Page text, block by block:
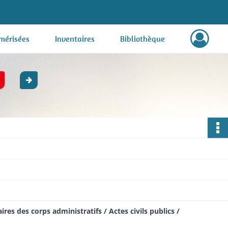
Inventaires Bibliothèque
des corps administratifs / Actes civils publics /